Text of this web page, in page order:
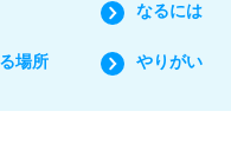
なるには
場所 やりがい